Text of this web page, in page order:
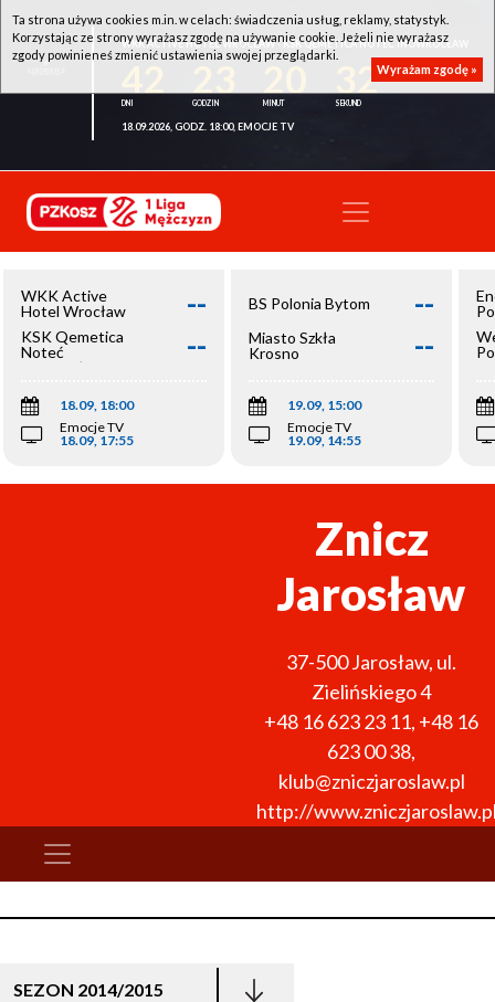
WKK ACTIVE HOTEL WROCŁAW - KSK QEMETICA NOTEĆ INOWROCŁAW
32
18.09.2026, GODZ. 18:00, EMOCJE TV
WKK Active
Hotel Wrocław
--
KSK Qemetica
Noteć
Inowrocław
--
18.09, 18:00
Emocje TV
18.09, 17:55
BS Polonia Bytom --
Miasto Szkła
Krosno
--
19.09, 15:00
Emocje TV
19.09, 14:55
Znicz
Jarosław
37-500Jarosław, ul.
Zielińskiego 4
+48 16 623 23 11, +48 16
623 00 38,
klub@zniczjaroslaw.pl
http://
SEZON 2014/2015
Ta strona używa cookies m.in. w celach: świadczenia usług, reklamy, statystyk.
Korzystając ze strony wyrażasz zgodę na używanie cookie. Jeżeli nie wyrażasz
zgody powinieneś zmienić ustawienia swojej przeglądarki.
Wyrażam zgodę »